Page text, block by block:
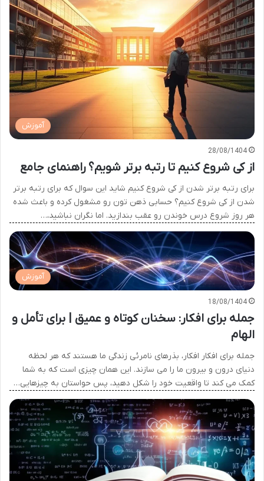
آموزش
28/08/1404
از کی شروع کنیم تا رتبه برتر شویم؟ راهنمای جامع
برای رتبه برتر شدن از کی شروع کنیم شاید این سوال که برای رتبه برتر
شدن از کی شروع کنیم؟ حسابی ذهن تون رو مشغول کرده و باعث شده
هر روز شروع درس خوندن رو عقب بندازید. اما نگران نباشید،…
آموزش
18/08/1404
جمله برای افکار: سخنان کوتاه و عمیق | برای تأمل و
الهام
جمله برای افکار افکار، بذرهای نامرئی زندگی ما هستند که هر لحظه
دنیای درون و بیرون ما را می سازند. این همان چیزی است که به شما
کمک می کند تا واقعیت خود را شکل دهید، پس حواستان به چیزهایی…